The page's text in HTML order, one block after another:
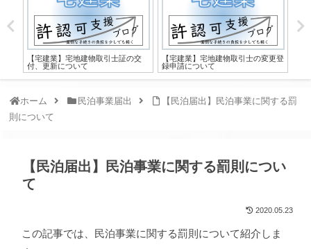
【宅建業】宅地建物取引士証の交
付、更新について
【宅建業】宅地建物取引士の変更登
録申請について
ホーム 民泊事業届出
【民泊届出】民泊事業に関する罰
則について
【民泊届出】民泊事業に関する罰則につい
て
2020.05.23
この記事では、民泊事業に関する罰則について紹介しま